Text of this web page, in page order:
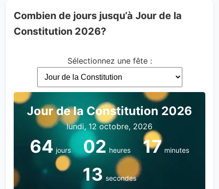
Combien de jours jusqu’à Jour de la
Constitution 2026?
Sélectionnez une fête :
Jour de la Constitution 2026
lundi, 12 octobre, 2026
64 jours 02 heures 17 minutes
12 secondes